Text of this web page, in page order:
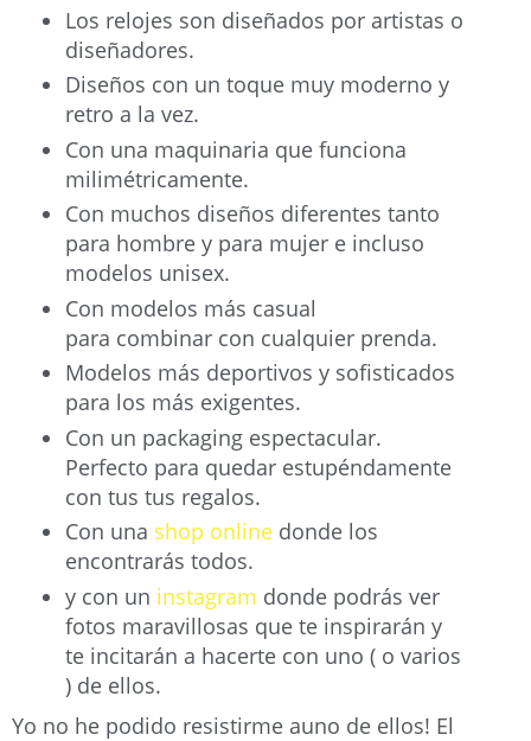
Los relojes son diseñados por artistas o
diseñadores.
Diseños con un toque muy moderno y
retro a la vez.
Con una maquinaria que funciona
milimétricamente.
Con muchos diseños diferentes tanto
para hombre y para mujer e incluso
modelos unisex.
Con modelos más casual
para combinar con cualquier prenda.
Modelos más deportivos y sofisticados
para los más exigentes.
Con un packaging espectacular.
Perfecto para quedar estupéndamente
con tus tus regalos.
Con una shop online donde los
encontrarás todos.
y con un instagram donde podrás ver
fotos maravillosas que te inspirarán y
te incitarán a hacerte con uno ( o varios
) de ellos.
Yo no he podido resistirme auno de ellos! El